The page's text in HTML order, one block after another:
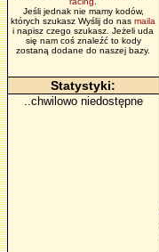
Jeśli jednak nie mamy kodów,
których szukasz Wyślij do nasmaila
i napisz czego szukasz. Jeżeli uda
się nam coś znaleźć to kody
zostaną dodane do naszej bazy.
Statystyki:
..chwilowo niedostępne